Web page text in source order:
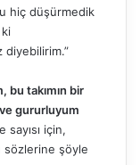
hiç düşürmedik
diyebilirim.”
bu takımın bir
gururluyum
sayısı için,
sözlerine şöyle